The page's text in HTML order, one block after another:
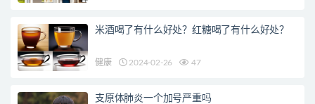
米酒喝了有什么好处？红糖喝了有什么好处？
健康 2024-02-26 47
支原体肺炎一个加号严重吗